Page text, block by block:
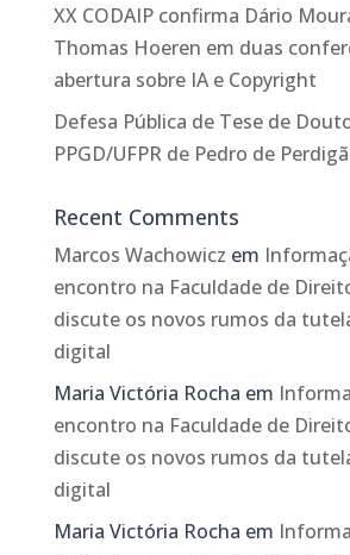
XX CODAIP confirma Dário
Thomas Hoeren em duas
abertura sobre IA e Copyright
Defesa Pública de Tese de
PPGD/UFPR de Pedro de
Recent Comments
Marcos Wachowicz em
encontro na Faculdade de
discute os novos rumos da
digital
Maria Victória Rocha em
encontro na Faculdade de
discute os novos rumos da
digital
Maria Victória Rocha em